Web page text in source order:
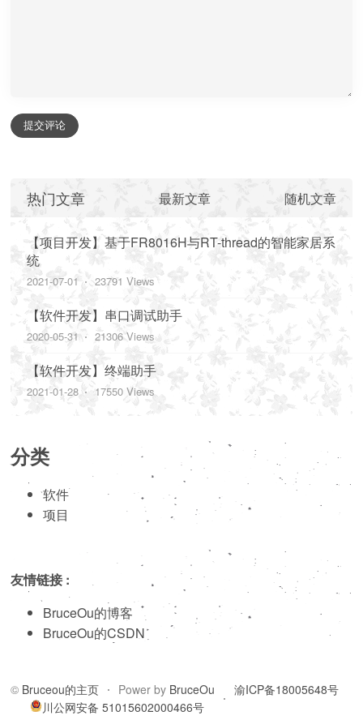
提交评论
热门文章 最新文章 随机文章
【项目开发】基于FR8016H与RT-thread的智能家居系
统
2021-07-01 23791 Views
【软件开发】串口调试助手
2020-05-31 21306 Views
【软件开发】终端助手
2021-01-28 17550 Views
分类
软件
项目
友情链接 :
BruceOu的博客
BruceOu的CSDN
© Bruceou的主页 Power by BruceOu
渝ICP备18005648号
川公网安备 51015602000466号